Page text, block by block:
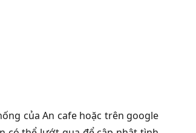
của An cafe hoặc trên google